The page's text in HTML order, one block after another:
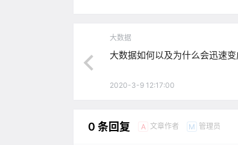
大数据
大数据如何以及为什么会迅速
2020-3-9 12:17:00
0 条回复 A 文章作者 M 管理员